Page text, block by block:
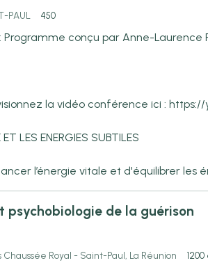
PAUL 450
: Programme conçu par Anne-
la vidéo conférence ici :
LES ENERGIES SUBTILES
l’énergie vitale et d'équilibrer les
psychobiologie de la guérison
Royal - Saint-Paul, La Réunion